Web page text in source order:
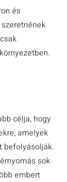
és
célja, hogy
amelyek
befolyásolják.
sok
embert